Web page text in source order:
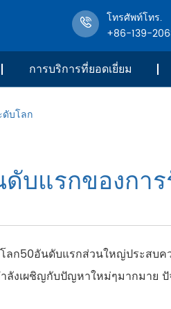
โทรศัพท์โทร.
+86-139-
การบริการที่ยอดเยี่ยม
ดับโลก
บแรกของกา
ก50อันดับแรกส่วนใหญ่ประสบค
งเผชิญกับปัญหาใหม่ๆมากมาย